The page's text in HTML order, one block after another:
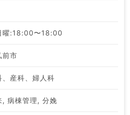
曜:18:00〜18:00
前市
、産科、婦人科
, 病棟管理, 分娩